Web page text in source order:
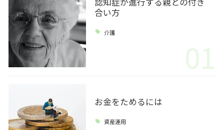
合い方
介護
01
お金をためるには
資産運用